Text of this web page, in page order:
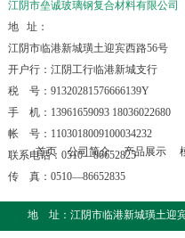
江阴市垒诚玻璃钢复合材料有限公司
地 址：
江阴市临港新城璜土迎宾西路56号
开户行：江阴工行临港新城支行
税 号：91320281576666139Y
手 机：13961659093 18036022680
帐 号：1103018009100034232
联系电话：0510—86652825
传 真：0510—86652835
首页 公司简介 产品展示
版权所有：江阴市垒诚玻璃钢
地 址：江阴市临港新城璜土迎